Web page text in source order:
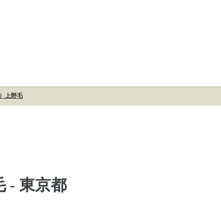
上野毛
- 東京都